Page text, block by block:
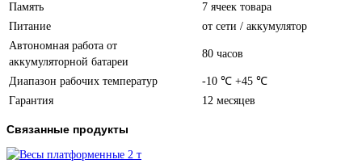
Память
7 ячеек товара
Питание
от сети / аккумулятор
Автономная работа от
аккумуляторной батареи
80 часов
Диапазон рабочих температур
-10 ℃ +45 ℃
Гарантия
12 месяцев
Связанные продукты